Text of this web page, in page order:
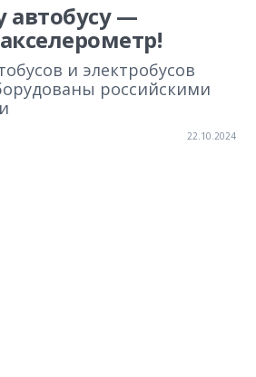
автобусу —
и электробусов
российскими
22.10.2024